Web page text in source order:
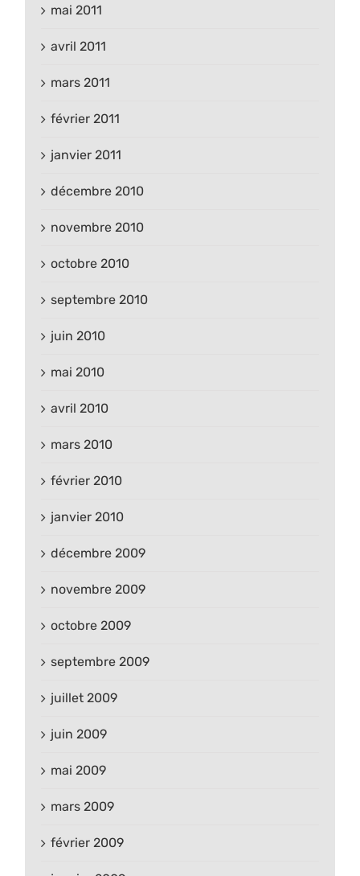
mai 2011
avril 2011
mars 2011
février 2011
janvier 2011
décembre 2010
novembre 2010
octobre 2010
septembre 2010
juin 2010
mai 2010
avril 2010
mars 2010
février 2010
janvier 2010
décembre 2009
novembre 2009
octobre 2009
septembre 2009
juillet 2009
juin 2009
mai 2009
mars 2009
février 2009